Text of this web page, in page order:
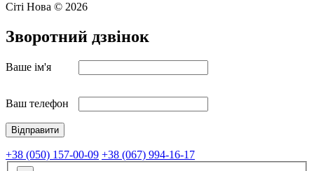
Сіті Нова © 2026
Зворотний дзвінок
Ваше ім'я
Ваш телефон
+38 (050) 157-00-09 +38 (067) 994-16-17